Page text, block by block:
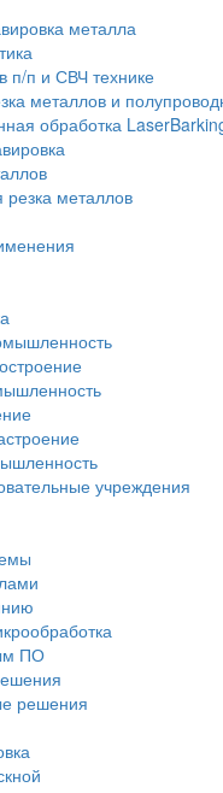
металла
п/п и СВЧ технике
металлов и
обработка
металлов
учреждения
ПО
решения